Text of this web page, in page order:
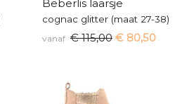
Beberlis laarsje
cognac glitter (maat 27-38)
vanaf € 115,00 € 80,50